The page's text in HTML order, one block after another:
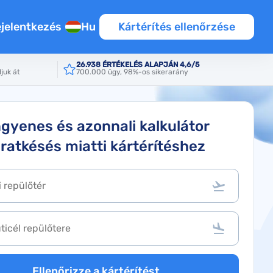
Hu Kártérítés ellenőrzése
át
26.938 ÉRTÉKELÉS ALAPJÁN 4,6/5
700.000 ügy, 98%-os sikerarány
és azonnali kalkulátor
miatti kártérítéshez